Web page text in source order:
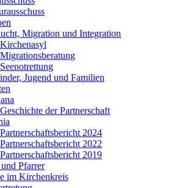
Migration und Integration
Kirchenasyl
Migrationsberatung
Seenotrettung
Jugend und Familien
Geschichte der Partnerschaft
Partnerschaftsbericht 2024
Partnerschaftsbericht 2022
Partnerschaftsbericht 2019
Pfarrer
im Kirchenkreis